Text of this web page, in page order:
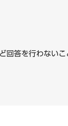
ど回答を行わな